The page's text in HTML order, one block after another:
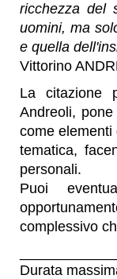
ricchezza del
uomini, ma
e quella
Vittorino
La citazione
Andreoli,
come
tematica,
personali.
Puoi
complessivo
Durata